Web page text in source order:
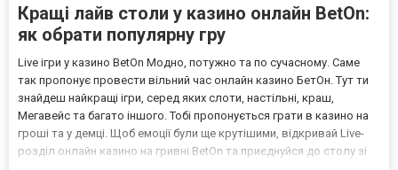
Кращі лайв столи у казино онлайн BetOn:
як обрати популярну гру
Live ігри у казино BetOn Модно, потужно та по сучасному. Саме
так пропонує провести вільний час онлайн казино БетОн. Тут ти
знайдеш найкращі ігри, серед яких слоти, настільні, краш,
Мегавейс та багато іншого. Тобі пропонується грати в казино на
гроші та у демці. Щоб емоції були ще крутішими, відкривай Live-
розділ онлайн казино на гривні BetOn та приєднуйся до столу зі